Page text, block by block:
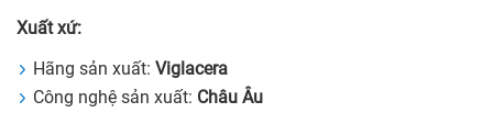
Xuất xứ:
Hãng sản xuất: Viglacera
Công nghệ sản xuất: Châu Âu